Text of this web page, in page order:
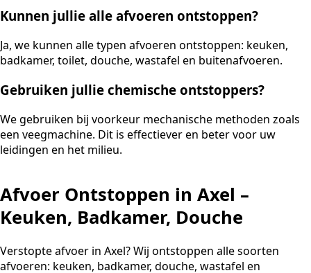
Kunnen jullie alle afvoeren ontstoppen?
Ja, we kunnen alle typen afvoeren ontstoppen: keuken,
badkamer, toilet, douche, wastafel en buitenafvoeren.
Gebruiken jullie chemische ontstoppers?
We gebruiken bij voorkeur mechanische methoden zoals
een veegmachine. Dit is effectiever en beter voor uw
leidingen en het milieu.
Afvoer Ontstoppen in Axel –
Keuken, Badkamer, Douche
Verstopte afvoer in Axel? Wij ontstoppen alle soorten
afvoeren: keuken, badkamer, douche, wastafel en